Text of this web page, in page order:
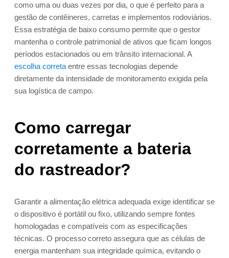
como uma ou duas vezes por dia, o que é perfeito para a
gestão de contêineres, carretas e implementos rodoviários.
Essa estratégia de baixo consumo permite que o gestor
mantenha o controle patrimonial de ativos que ficam longos
períodos estacionados ou em trânsito internacional. A
escolha correta entre essas tecnologias depende
diretamente da intensidade de monitoramento exigida pela
sua logística de campo.
Como carregar
corretamente a bateria
do rastreador?
Garantir a alimentação elétrica adequada exige identificar se
o dispositivo é portátil ou fixo, utilizando sempre fontes
homologadas e compatíveis com as especificações
técnicas. O processo correto assegura que as células de
energia mantenham sua integridade química, evitando o